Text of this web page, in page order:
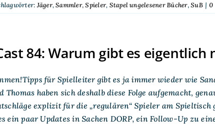
Jäger,Sammler,Spieler, Stapel ungelesener Bücher,SuB | 0
84: Warum gibt es eigentlich
für Spielleiter gibt es ja immer wieder wie
Thomas haben sich deshalb diese Folge aufgemacht,
explizit für die „regulären“ Spieler am
ein paar Updates in Sachen DORP, ein Follow-Up zu